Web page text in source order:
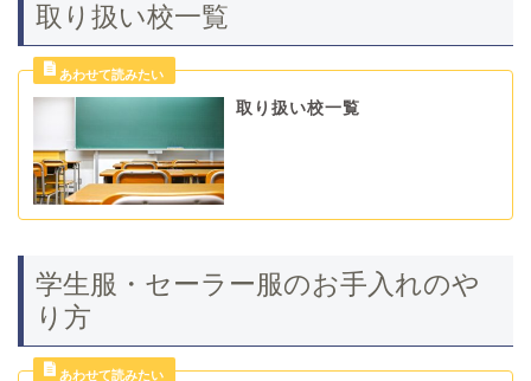
取り扱い校一覧
取り扱い校一覧
学生服・セーラー服のお手入れのや
り方